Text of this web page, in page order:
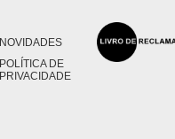
NOVIDADES
POLÍTICA DE
PRIVACIDADE